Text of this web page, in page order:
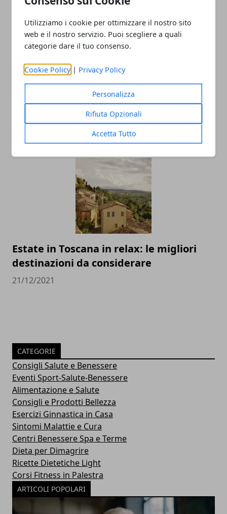
Utilizziamo i cookie per ottimizzare il nostro sito
web e il nostro servizio. Puoi scegliere a quali
categorie dare il tuo consenso.
Cookie Policy | Privacy Policy
Personalizza
Rifiuta Opzionali
Accetta Tutto
Allenamento cardio: i migliori esercizi
da realizzare in casa senza attrezzi
Estate in Toscana in relax: le migliori
destinazioni da considerare
21/12/2021
CATEGORIE
Consigli Salute e Benessere
Eventi Sport-Salute-Benessere
Alimentazione e Salute
Consigli e Prodotti Bellezza
Esercizi Ginnastica in Casa
Sintomi Malattie e Cura
Centri Benessere Spa e Terme
Dieta per Dimagrire
Ricette Dietetiche Light
Corsi Fitness in Palestra
ARTICOLI POPOLARI